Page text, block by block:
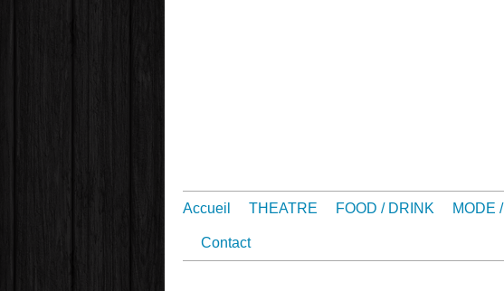
Accueil THEATRE FOOD / DRINK MODE
Contact